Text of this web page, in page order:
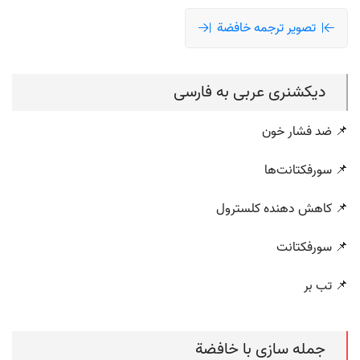
تصویر ترجمه خافضة
دیکشنری عربی به فارسی
📌 ضد فشار خون
📌 سورفکتانت‌ها
📌 کاهش دهنده کلسترول
📌 سورفکتانت
📌 تب بر
جمله سازی با خافضة